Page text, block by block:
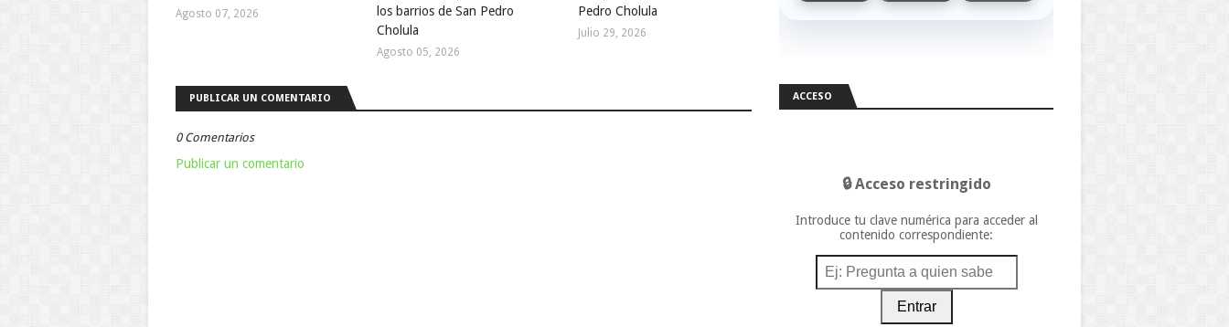
Agosto 07, 2026
los barrios de San Pedro
Cholula
Agosto 05, 2026
Pedro Cholula
Julio 29, 2026
PUBLICAR UN COMENTARIO
0 Comentarios
Publicar un comentario
ACCESO
🔒 Acceso restringido
Introduce tu clave numérica para acceder al
contenido correspondiente:
Entrar